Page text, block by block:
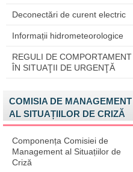
Deconectări de curent electric
Informații hidrometeorologice
REGULI DE COMPORTAMENT
ÎN SITUAŢII DE URGENŢĂ
COMISIA DE MANAGEMENT
AL SITUAȚIILOR DE CRIZĂ
Componența Comisiei de
Management al Situațiilor de
Criză